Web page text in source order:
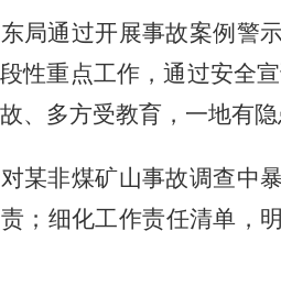
局通过开展事故案例警
性重点工作，通过安全
、多方受教育，一地有
某非煤矿山事故调查中
；细化工作责任清单，